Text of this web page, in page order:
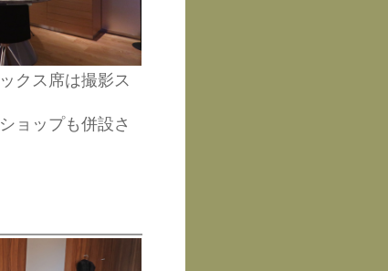
クス席は撮影ス
ョップも併設さ